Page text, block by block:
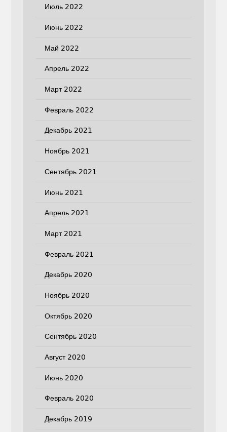
Июль 2022
Июнь 2022
Май 2022
Апрель 2022
Март 2022
Февраль 2022
Декабрь 2021
Ноябрь 2021
Сентябрь 2021
Июнь 2021
Апрель 2021
Март 2021
Февраль 2021
Декабрь 2020
Ноябрь 2020
Октябрь 2020
Сентябрь 2020
Август 2020
Июнь 2020
Февраль 2020
Декабрь 2019